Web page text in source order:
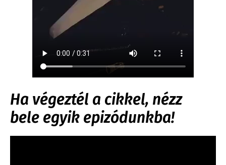
Ha végeztél a cikkel, nézz
bele egyik epizódunkba!